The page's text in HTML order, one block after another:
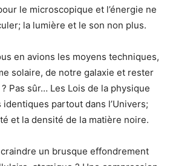
le microscopique et l’énergie ne
la lumière et le son non plus.
en avions les moyens techniques,
solaire, de notre galaxie et rester
Pas sûr… Les Lois de la physique
partout dans l’Univers;
et la densité de la matière noire.
craindre un brusque effondrement